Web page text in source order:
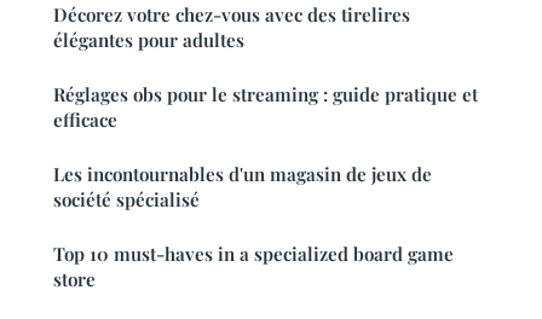
Décorez votre chez-vous avec des tirelires
élégantes pour adultes
Réglages obs pour le streaming : guide pratique et
efficace
Les incontournables d'un magasin de jeux de
société spécialisé
Top 10 must-haves in a specialized board game
store